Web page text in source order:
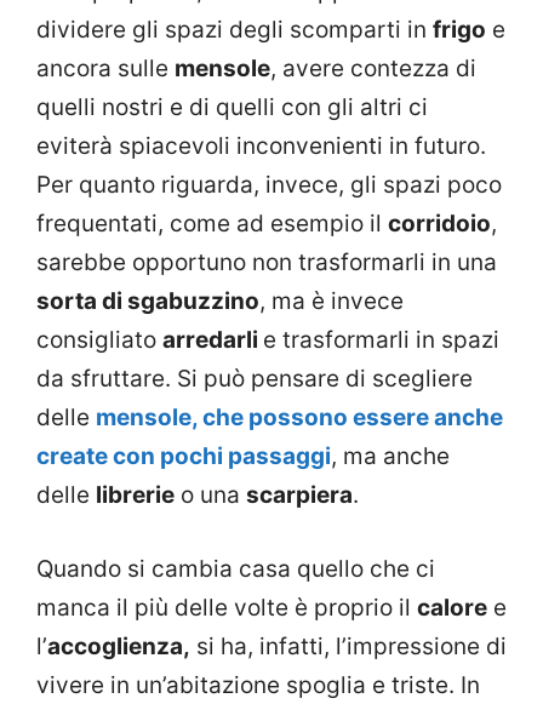
dividere gli spazi degli scomparti in frigo e
ancora sulle mensole, avere contezza di
quelli nostri e di quelli con gli altri ci
eviterà spiacevoli inconvenienti in futuro.
Per quanto riguarda, invece, gli spazi poco
frequentati, come ad esempio il corridoio,
sarebbe opportuno non trasformarli in una
sorta di sgabuzzino, ma è invece
consigliato arredarli e trasformarli in spazi
da sfruttare. Si può pensare di scegliere
delle mensole, che possono essere anche
create con pochi passaggi, ma anche
delle librerie o una scarpiera.
Quando si cambia casa quello che ci
manca il più delle volte è proprio il calore e
l’accoglienza, si ha, infatti, l’impressione di
vivere in un’abitazione spoglia e triste. In